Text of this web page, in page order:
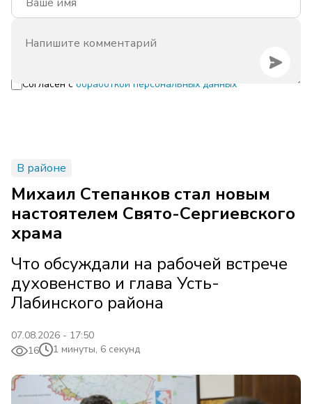
Согласен с обработкой персональных данных
В районе
Михаил Степанков стал новым
настоятелем Свято-Сергиевского
храма
Что обсуждали на рабочей встрече
духовенство и глава Усть-
Лабинского района
07.08.2026 - 17:50
16
1 минуты, 6 секунд